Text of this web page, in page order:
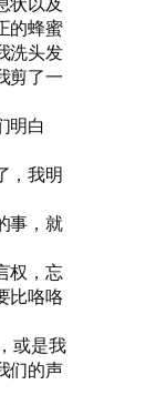
的蜂蜜
洗头发
剪了一
明白
，我明
事，就
权，忘
比咯咯
或是我
们的声